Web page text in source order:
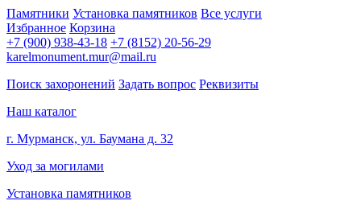
Памятники Установка памятников Все услуги
Избранное Корзина
+7 (900) 938-43-18 +7 (8152) 20-56-29
karelmonument.mur@mail.ru
Поиск захоронений Задать вопрос Реквизиты
Наш каталог
г. Мурманск, ул. Баумана д. 32
Уход за могилами
Установка памятников